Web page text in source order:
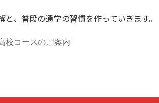
、普段の通学の習慣を作っていきます。
校コースのご案内